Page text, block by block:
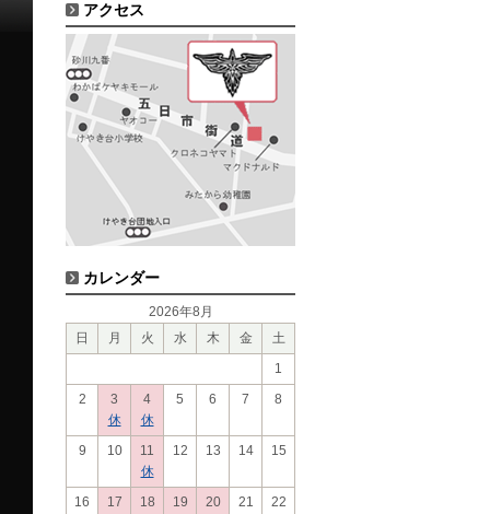
アクセス
カレンダー
2026年8月
日
月 火 水 木 金
土
1
2
3
休
4
休
5 6 7 8
9 10
11
休
12 13 14 15
16
17
18
19
20
21 22